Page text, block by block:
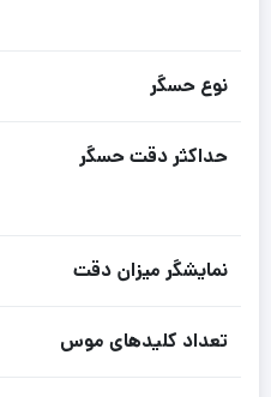
نوع حسگر
حداکثر دقت حسگر
نمایشگر میزان دقت
تعداد کلیدهای موس